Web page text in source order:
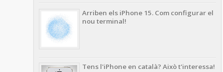
Arriben els iPhone 15. Com configurar el
nou terminal!
Tens l'iPhone en català? Això t'interessa!